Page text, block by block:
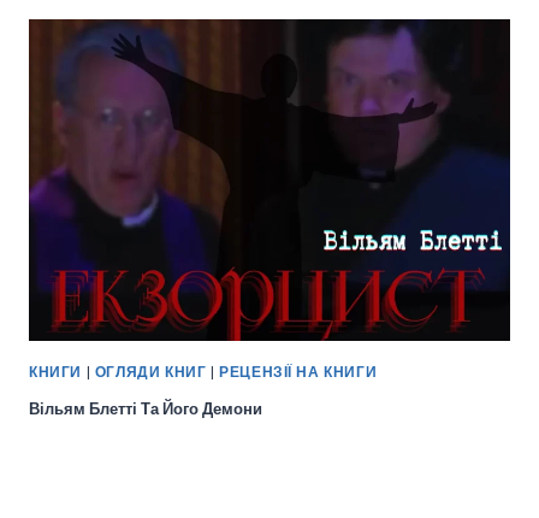
КНИГИ | ОГЛЯДИ КНИГ |РЕЦЕНЗІЇ НА КНИГИ
Вільям Блетті Та Його Демони